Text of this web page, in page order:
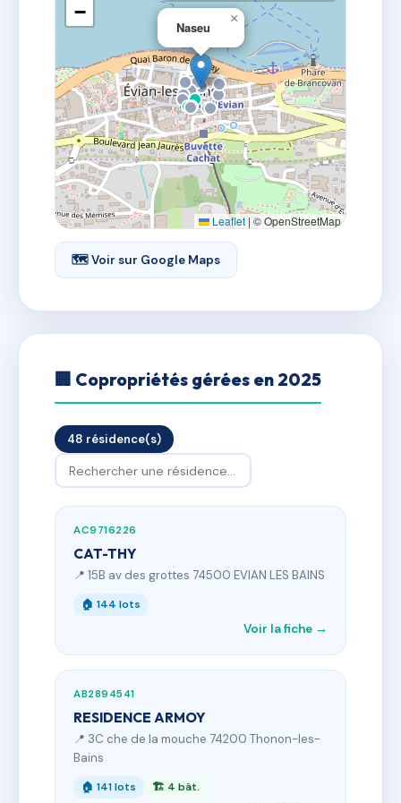
Naseu
×
−
Leaflet | © OpenStreetMap
🗺 Voir sur Google Maps
🏢 Copropriétés gérées en 2025
48 résidence(s)
AC9716226
CAT-THY
📍 15B av des grottes 74500 EVIAN LES BAINS
🏠 144 lots
Voir la fiche →
AB2894541
RESIDENCE ARMOY
📍 3C che de la mouche 74200 Thonon-les-
Bains
🏠 141 lots 🏗 4 bât.